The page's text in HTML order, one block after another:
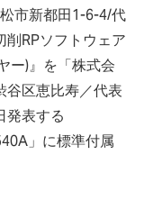
市新都田1-6-4/代
RPソフトウェア
ー)』を「株式会
谷区恵比寿／代表
発表する
」に標準付属